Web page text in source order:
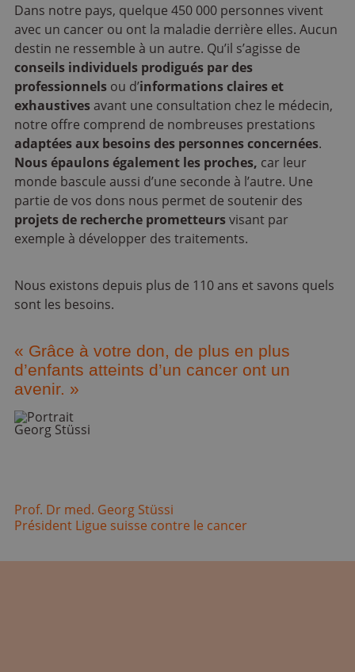
Dans notre pays, quelque 450 000 personnes vivent
avec un cancer ou ont la maladie derrière elles. Aucun
destin ne ressemble à un autre. Qu’il s’agisse de
conseils individuels prodigués par des
professionnels ou d’informations claires et
exhaustivesavant une consultation chez le médecin,
notre offre comprend de nombreuses prestations
adaptées aux besoins des personnes concernées.
Nous épaulons également les proches, car leur
monde bascule aussi d’une seconde à l’autre. Une
partie de vos dons nous permet de soutenir des
projets de recherche prometteursvisant par
exemple à développer des traitements.
Nous existons depuis plus de 110 ans et savons quels
sont les besoins.
« Grâce à votre don, de plus en plus
d’enfants atteints d’un cancer ont un
avenir. »
Prof. Dr med. Georg Stüssi
Président Ligue suisse contre le cancer